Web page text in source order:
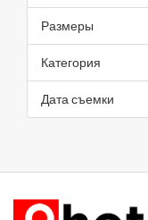
Размеры
Категория
Дата съемки